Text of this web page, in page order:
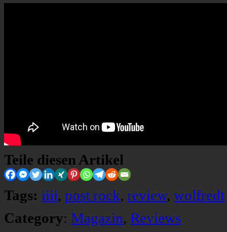
Teile diesen Artikel
Tags: iiii, post rock, review, wolfredt
Category: Magazin, Reviews